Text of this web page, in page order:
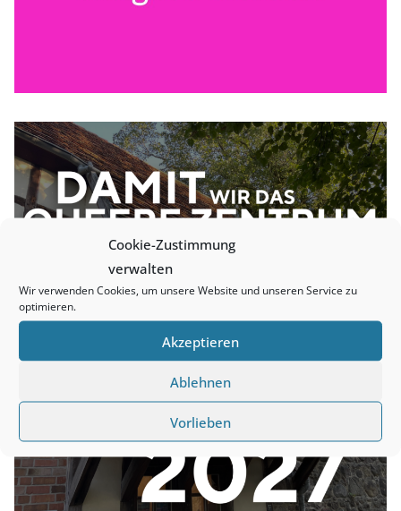
Cookie-Zustimmung
verwalten
Wir verwenden Cookies, um unsere Website und unseren Service zu
optimieren.
Akzeptieren
Ablehnen
Vorlieben